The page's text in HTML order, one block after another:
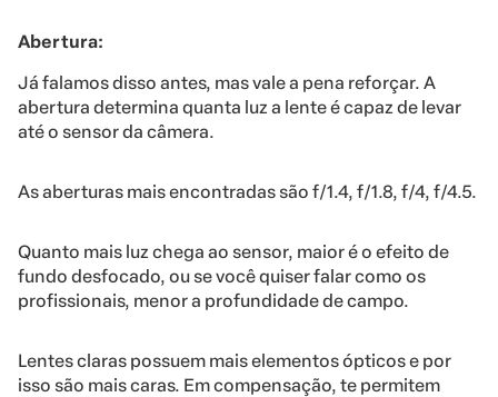
Abertura:
Já falamos disso antes, mas vale a pena reforçar. A
abertura determina quanta luz a lente é capaz de levar
até o sensor da câmera.
As aberturas mais encontradas são f/1.4, f/1.8, f/4, f/4.5.
Quanto mais luz chega ao sensor, maior é o efeito de
fundo desfocado, ou se você quiser falar como os
profissionais, menor a profundidade de campo.
Lentes claras possuem mais elementos ópticos e por
isso são mais caras. Em compensação, te permitem